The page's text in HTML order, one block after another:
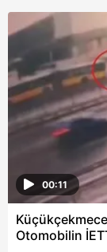
00:11
Otomobilin